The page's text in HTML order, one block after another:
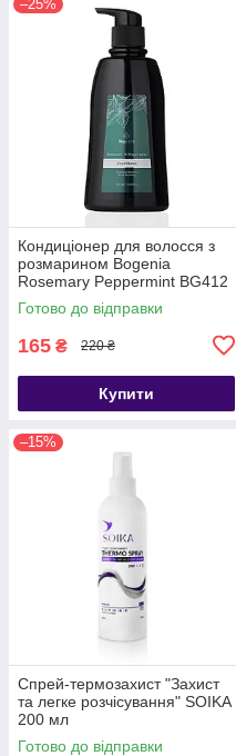
–25%
Кондиціонер для волосся з
розмарином Bogenia
Rosemary Peppermint BG412
[002] 350 мл
Готово до відправки
165 ₴ 220 ₴
Купити
–15%
Спрей-термозахист "Захист
та легке розчісування" SOIKA
200 мл
Готово до відправки